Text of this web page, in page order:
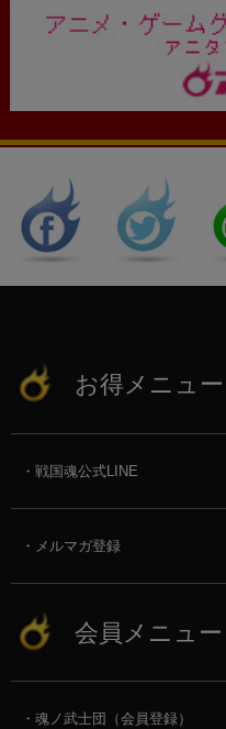
お得メニュー
戦国魂公式LINE
メルマガ登録
会員メニュー
魂ノ武士団（会員登録）